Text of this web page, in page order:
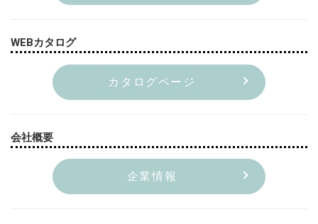
WEBカタログ
カタログページ
会社概要
企業情報